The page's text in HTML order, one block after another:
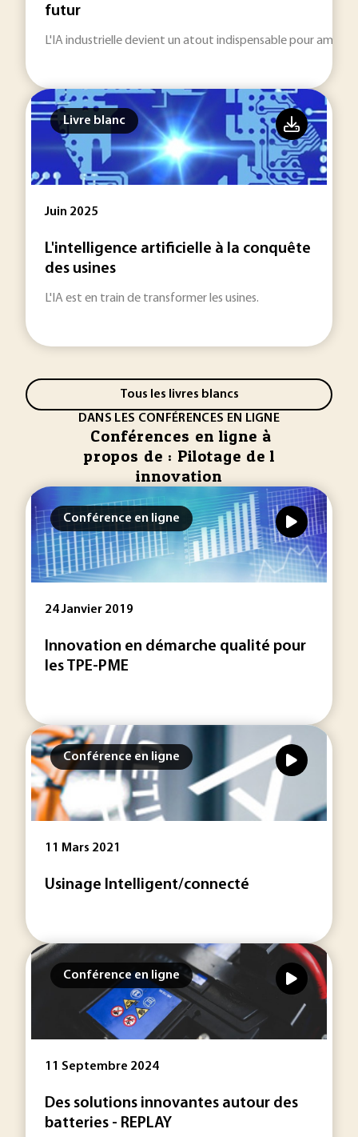
futur
L'IA industrielle devient un atout indispensable pour
Livre blanc
Juin 2025
L'intelligence artificielle à la conquête
des usines
L'IA est en train de transformer les usines.
Tous les livres blancs
DANS LES CONFÉRENCES EN LIGNE
Conférences en ligne à
propos de : Pilotage de l
innovation
Conférence en ligne
24 Janvier 2019
Innovation en démarche qualité pour
les TPE-PME
Conférence en ligne
11 Mars 2021
Usinage Intelligent/connecté
Conférence en ligne
11 Septembre 2024
Des solutions innovantes autour des
batteries - REPLAY